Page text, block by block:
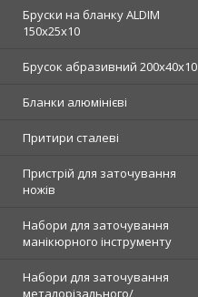
Бруски на бланку ALDIM
150х25х10
Брусок абразивний 200х40х10
Бланки алюмінієві
Притири сталеві
Пристрій для заточування
ножів
Набори для заточування
манікюрного інструменту
Набори для заточування
металорізального/